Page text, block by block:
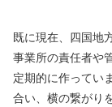
既に現在、四国地
事業所の責任者や
定期的に作ってい
合い、横の繋がり